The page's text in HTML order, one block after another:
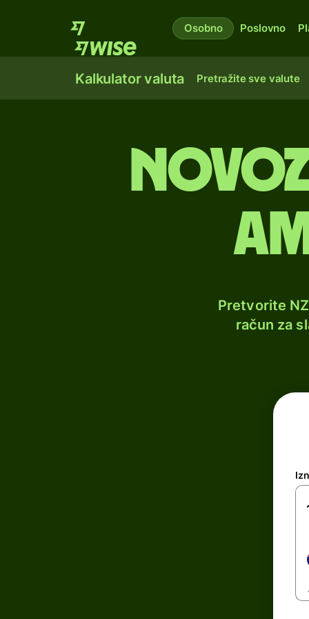
Osobno Poslovno
Kalkulator valuta Pretražite sve valute
Pretvorite
račun za